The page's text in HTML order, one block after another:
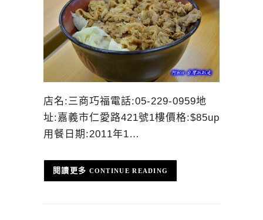
店名:三商巧福電話:05-229-0959地
址:嘉義市仁愛路421號1樓價格:$85up
用餐日期:2011年1…
CONTINUE READING